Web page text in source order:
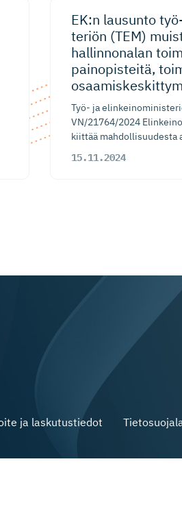
EK:n lausunto
teriön (TEM)
hallinnonalan
painopisteitä,
Työ- ja
VN/21764/2024
kiittää mahdollisuudesta
15.11.2024
ja laskutustiedot